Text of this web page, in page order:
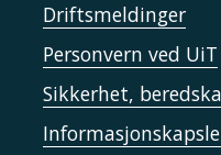
Driftsmeldinger
Personvern ved UiT
Sikkerhet,